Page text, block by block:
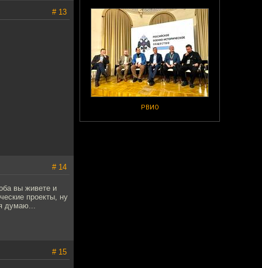
РВИО
# 13
# 14
вы живете и
проекты, ну
думаю...
# 15